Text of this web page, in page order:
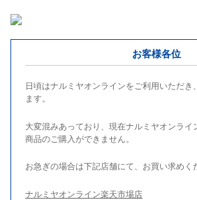
お客様各位
日頃はナルミヤオンラインをご利用いただき
ます。
大変混みあっており、現在ナルミヤオンライ
商品のご購入ができません。
お急ぎの場合は下記店舗にて、お買い求めく
ナルミヤオンライン楽天市場店